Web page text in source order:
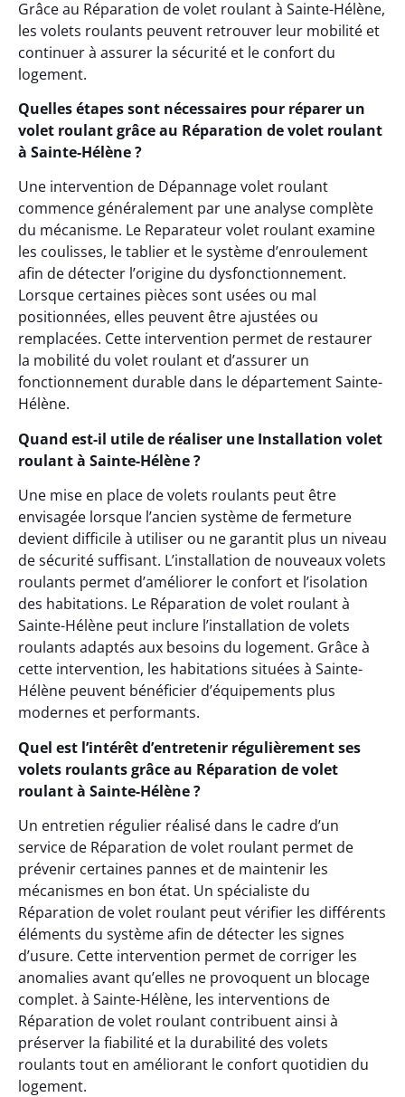
Grâce au Réparation de volet roulant à Sainte-Hélène,
les volets roulants peuvent retrouver leur mobilité et
continuer à assurer la sécurité et le confort du
logement.
Quelles étapes sont nécessaires pour réparer un
volet roulant grâce au Réparation de volet roulant
à Sainte-Hélène ?
Une intervention de Dépannage volet roulant
commence généralement par une analyse complète
du mécanisme. Le Reparateur volet roulant examine
les coulisses, le tablier et le système d’enroulement
afin de détecter l’origine du dysfonctionnement.
Lorsque certaines pièces sont usées ou mal
positionnées, elles peuvent être ajustées ou
remplacées. Cette intervention permet de restaurer
la mobilité du volet roulant et d’assurer un
fonctionnement durable dans le département Sainte-
Hélène.
Quand est-il utile de réaliser une Installation volet
roulant à Sainte-Hélène ?
Une mise en place de volets roulants peut être
envisagée lorsque l’ancien système de fermeture
devient difficile à utiliser ou ne garantit plus un niveau
de sécurité suffisant. L’installation de nouveaux volets
roulants permet d’améliorer le confort et l’isolation
des habitations. Le Réparation de volet roulant à
Sainte-Hélène peut inclure l’installation de volets
roulants adaptés aux besoins du logement. Grâce à
cette intervention, les habitations situées à Sainte-
Hélène peuvent bénéficier d’équipements plus
modernes et performants.
Quel est l’intérêt d’entretenir régulièrement ses
volets roulants grâce au Réparation de volet
roulant à Sainte-Hélène ?
Un entretien régulier réalisé dans le cadre d’un
service de Réparation de volet roulant permet de
prévenir certaines pannes et de maintenir les
mécanismes en bon état. Un spécialiste du
Réparation de volet roulant peut vérifier les différents
éléments du système afin de détecter les signes
d’usure. Cette intervention permet de corriger les
anomalies avant qu’elles ne provoquent un blocage
complet. à Sainte-Hélène, les interventions de
Réparation de volet roulant contribuent ainsi à
préserver la fiabilité et la durabilité des volets
roulants tout en améliorant le confort quotidien du
logement.